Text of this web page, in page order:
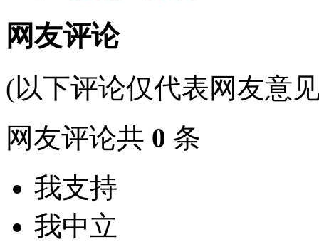
网友评论
(以下评论仅代表网友意
网友评论共 0 条
我支持
我中立